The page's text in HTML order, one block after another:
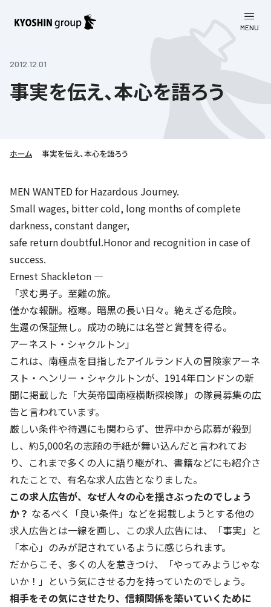
MENU
会社案内
企業理念
社長挨拶
会社概要／組織図
Company’s Profile
沿革
社歌
本社所在地
京進グループが目指す姿
子会社および関係会社
フランチャイズ事業
ソーシャルメディア公式アカウント
学習塾
学習塾について
語学学習
ライフキャリア
育児・暮らし
京進グループの事業所
京進グループについて
お客さま満足度向上の取り組み
労働環境向上の取り組み
人材育成の取り組み
CSRレポート
社会貢献活動
ミャンマーへの支援活動
オリジナルバッグプロジェクト
清華・京進発展フォーラム
立木奨学金
価値創造の取り組み
DX（デジタル変革）
DXビジョン・DX戦略
Kyoshin Digital Academy
卓越した安全・安心を目指して
基本方針
安全と安心への取り組み
株主・投資家向け情報
株主・株式関連情報
株主・投資家の皆さまへ
ビジョン／経営方針
連結業績・財務
IRライブラリー
IRカレンダー
ディスクロージャーポリシー
よくあるご質問
免責事項
IRお問合せ
採用情報
採用情報
京進リクルートInstagram
新卒採用情報
新卒採用デジタルパンフレット
中途採用
講師（アルバイト）募集
保育事業 採用
日本語教育事業 採用
介護事業 採用
お問い合わせ
個人情報保護方針
特別警報発令時の授業について
Copyright © KYOSHIN Co., Ltd. All rights reserved.
2012.12.01
事実を伝え、本心を語ろう
ホーム 事実を伝え、本心を語ろう
MEN WANTED for Hazardous Journey.
Small wages, bitter cold, long months of complete
darkness, constant danger,
safe return doubtful.Honor and recognition in case of
success.
Ernest Shackleton ―
「求む男子。至難の旅。
僅かな報酬。極寒。暗黒の長い日々。絶えざる危険。
生還の保証無し。成功の暁には名誉と賞賛を得る。
アーネスト・シャクルトン」
これは、南極点を目指したアイルランド人の冒険家アーネ
スト・ヘンリー・シャクルトンが、1914年ロンドンの新
聞に掲載した「大英帝国南極横断探検隊」の隊員募集の広
告と言われています。
厳しい条件や待遇にも関わらず、世界中から応募が殺到
し、約5,000名の志願の手紙が舞い込んだと言われてお
り、これまで多くの人に語り継がれ、書籍などにも紹介さ
れたことで、有名な求人広告となりました。
この求人広告が、なぜ人々の心を揺さぶったのでしょう
か？ なるべく「良い条件」などを掲載しようとする他の
求人広告とは一線を画し、この求人広告には、「事実」と
「本心」のみが記されているように感じられます。
だからこそ、多くの人を惹きつけ、「やってみようじゃな
いか！」という気にさせる力を持っていたのでしょう。
相手をその気にさせたり、信頼関係を築いていくために